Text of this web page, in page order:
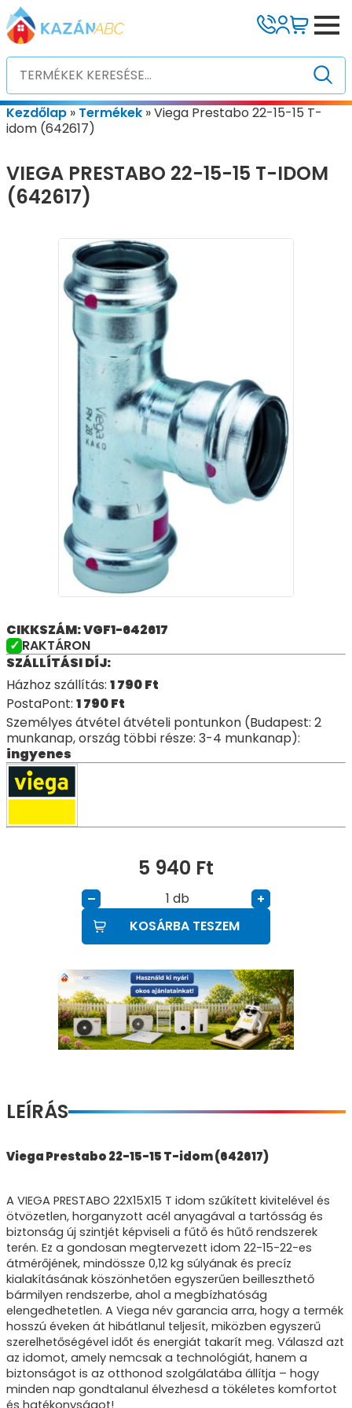
Kezdőlap » Termékek »Viega Prestabo 22-15-15 T-
idom (642617)
VIEGA PRESTABO 22-15-15 T-IDOM
(642617)
CIKKSZÁM: VGF1-642617
RAKTÁRON
SZÁLLÍTÁSI DÍJ:
Házhoz szállítás: 1 790Ft
PostaPont: 1 790Ft
Személyes átvétel átvételi pontunkon (Budapest: 2
munkanap, ország többi része: 3-4 munkanap):
ingyenes
5 940 Ft
– db
+
KOSÁRBA TESZEM
LEÍRÁS
Viega Prestabo 22-15-15 T-idom (642617)
A VIEGA PRESTABO 22X15X15 T idom szűkített kivitelével és
ötvözetlen, horganyzott acél anyagával a tartósság és
biztonság új szintjét képviseli a fűtő és hűtő rendszerek
terén. Ez a gondosan megtervezett idom 22-15-22-es
átmérőjének, mindössze 0,12 kg súlyának és precíz
kialakításának köszönhetően egyszerűen beilleszthető
bármilyen rendszerbe, ahol a megbízhatóság
elengedhetetlen. A Viega név garancia arra, hogy a termék
hosszú éveken át hibátlanul teljesít, miközben egyszerű
szerelhetőségével időt és energiát takarít meg. Válaszd azt
az idomot, amely nemcsak a technológiát, hanem a
biztonságot is az otthonod szolgálatába állítja – hogy
minden nap gondtalanul élvezhesd a tökéletes komfortot
és hatékonyságot!